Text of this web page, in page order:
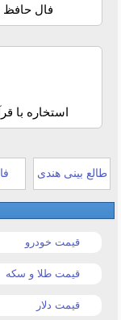
فال حافظ
استخاره با
طالع بینی هندی
قیمت خودرو
قیمت طلا و سکه
قیمت دلار